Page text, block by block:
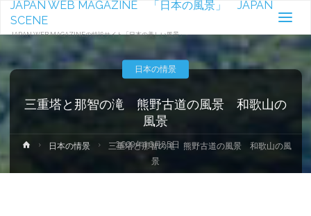
JAPAN WEB MAGAZINE 「日本の風景」 JAPAN
SCENE
JAPAN WEB MAGAZINEの特設サイト「日本の美しい風景」-
三重塔と那智の滝 熊野古道の風景 和歌山の
風景
2009年10月25日
日本の情景
ホ
ム
日本の情景
三重塔と那智の滝 熊野古道の風景 和歌山の風
景